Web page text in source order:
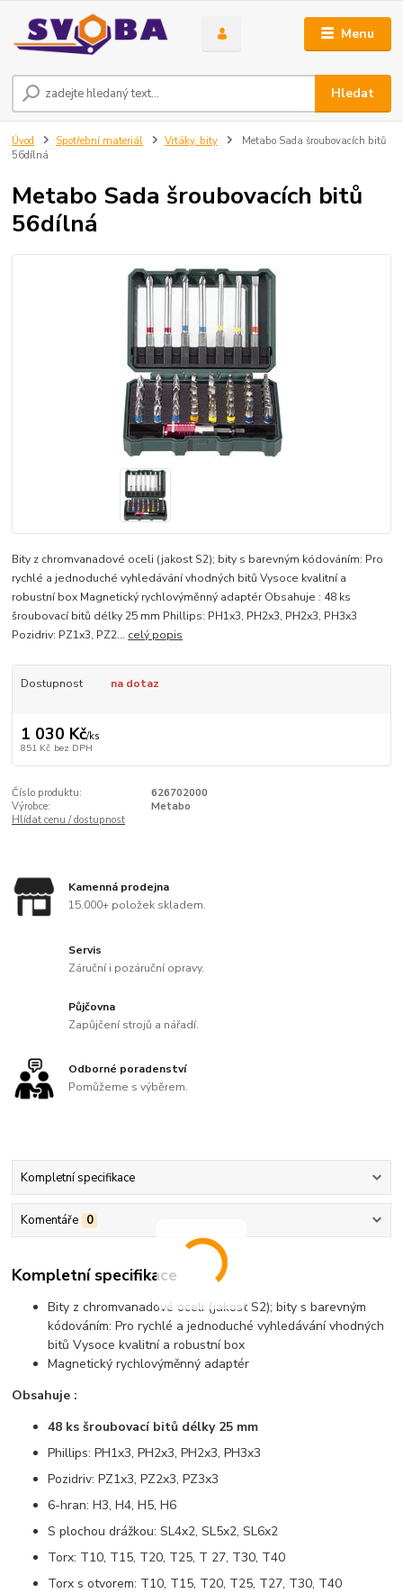
Menu
Hledat
Úvod Spotřební materiál Vrtáky, bity
Metabo Sada šroubovacích bitů
56dílná
Metabo Sada šroubovacích bitů
56dílná
Bity z chromvanadové oceli (jakost S2); bity s barevným kódováním: Pro
rychlé a jednoduché vyhledávání vhodných bitů Vysoce kvalitní a
robustní box Magnetický rychlovýměnný adaptér Obsahuje : 48 ks
šroubovací bitů délky 25 mm Phillips: PH1x3, PH2x3, PH2x3, PH3x3
Pozidriv: PZ1x3, PZ2... celý popis
Dostupnost na dotaz
1 030 Kč/ks
851 Kč bez DPH
Číslo produktu:
626702000
Výrobce:
Metabo
Hlídat cenu / dostupnost
Kamenná prodejna
15.000+ položek skladem.
Servis
Záruční i pozáruční opravy.
Půjčovna
Zapůjčení strojů a nářadí.
Odborné poradenství
Pomůžeme s výběrem.
Kompletní specifikace
Komentáře 0
Kompletní specifikace
Bity z chromvanadové oceli (jakost S2); bity s barevným
kódováním: Pro rychlé a jednoduché vyhledávání vhodných
bitů Vysoce kvalitní a robustní box
Magnetický rychlovýměnný adaptér
Obsahuje :
48 ks šroubovací bitů délky 25 mm
Phillips: PH1x3, PH2x3, PH2x3, PH3x3
Pozidriv: PZ1x3, PZ2x3, PZ3x3
6-hran: H3, H4, H5, H6
S plochou drážkou: SL4x2, SL5x2, SL6x2
Torx: T10, T15, T20, T25, T 27, T30, T40
Torx s otvorem: T10, T15, T20, T25, T27, T30, T40